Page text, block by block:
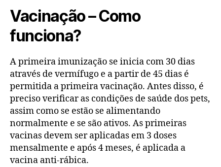
Vacinação – Como
funciona?
A primeira imunização se inicia com 30 dias
através de vermífugo e a partir de 45 dias é
permitida a primeira vacinação. Antes disso, é
preciso verificar as condições de saúde dos pets,
assim como se estão se alimentando
normalmente e se são ativos. As primeiras
vacinas devem ser aplicadas em 3 doses
mensalmente e após 4 meses, é aplicada a
vacina anti-rábica.